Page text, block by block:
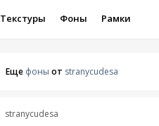
Текстуры Фоны Рамки
Еще фоны от stranycudesa
stranycudesa